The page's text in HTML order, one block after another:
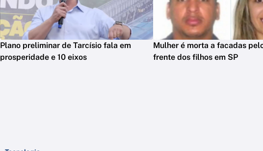
Plano preliminar de Tarcísio fala em
prosperidade e 10 eixos
Mulher é morta a facadas
frente dos filhos em SP